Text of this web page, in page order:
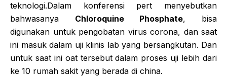
teknologi.Dalam konferensi pert menyebutkan
bahwasanya Chloroquine Phosphate, bisa
digunakan untuk pengobatan virus corona, dan saat
ini masuk dalam uji klinis lab yang bersangkutan. Dan
untuk saat ini oat tersebut dalam proses uji lebih dari
ke 10 rumah sakit yang berada di china.